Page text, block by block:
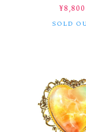
¥8,800
SOLD